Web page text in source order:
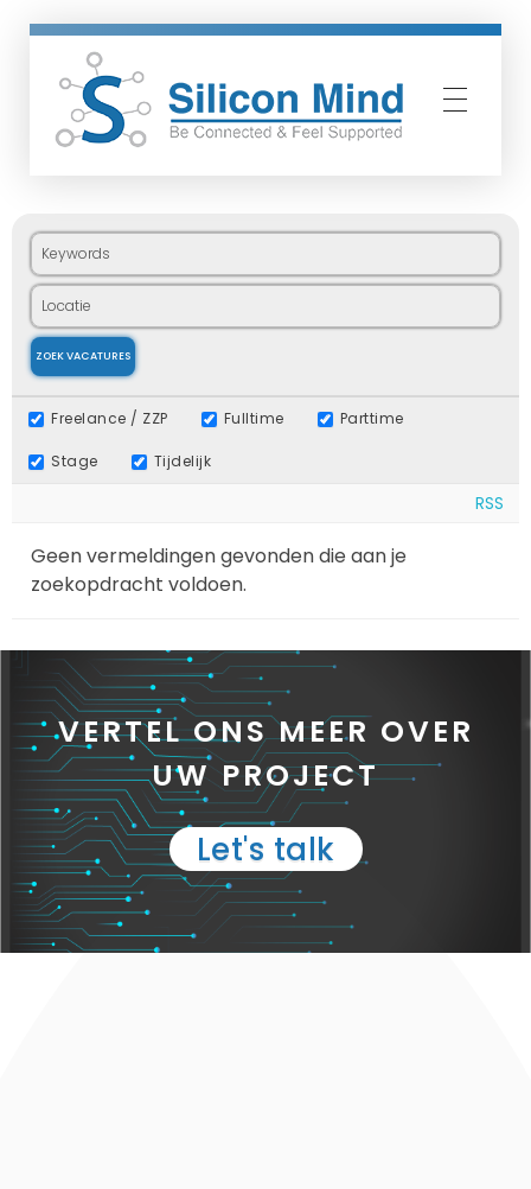
Freelance / ZZP Fulltime Parttime
Stage Tijdelijk
RSS
Geen vermeldingen gevonden die aan je
zoekopdracht voldoen.
VERTEL ONS MEER OVER
UW PROJECT
Let's talk